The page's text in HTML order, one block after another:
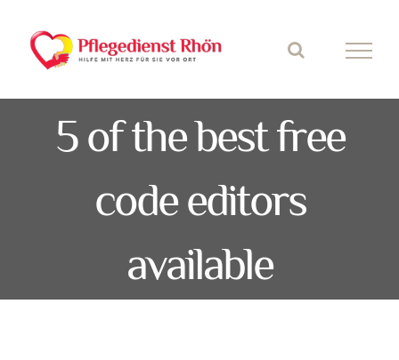
content
5 of the best free
code editors
available